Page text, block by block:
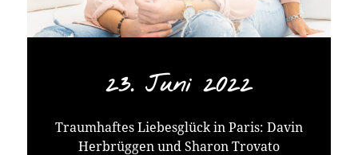
23. Juni 2022
Traumhaftes Liebesglück in Paris: Davin
Herbrüggen und Sharon Trovato